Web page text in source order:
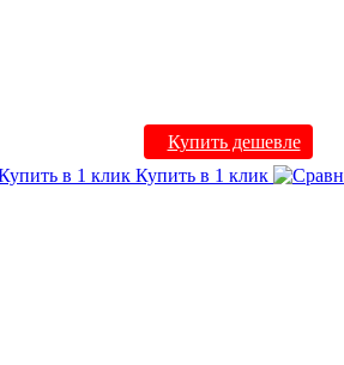
Купить дешевле
Купить в 1 клик